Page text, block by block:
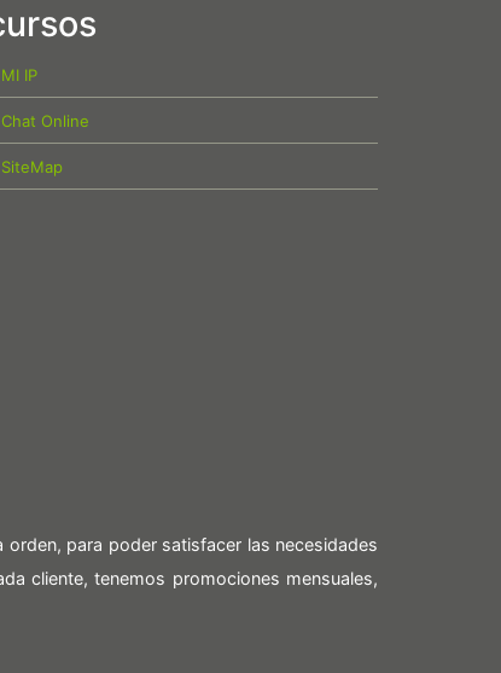
MI IP
Chat Online
SiteMap
para poder satisfacer las necesidades
cliente, tenemos promociones mensuales,